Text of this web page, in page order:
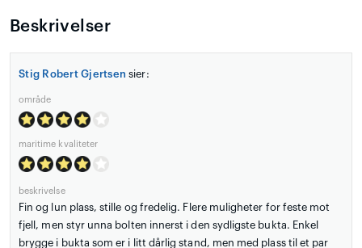
Beskrivelser
Stig Robert Gjertsen sier:
område
maritime kvaliteter
beskrivelse
Fin og lun plass, stille og fredelig. Flere muligheter for feste mot
fjell, men styr unna bolten innerst i den sydligste bukta. Enkel
brygge i bukta som er i litt dårlig stand, men med plass til et par